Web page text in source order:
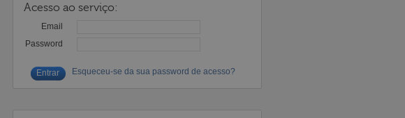
Acesso ao serviço:
Email
Password
Esqueceu-se da sua password de acesso?